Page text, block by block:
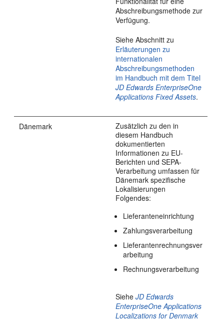
Abschreibungsmethode zur
Verfügung.
Siehe Abschnitt zu
Erläuterungen zu
internationalen
Abschreibungsmethoden
im Handbuch mit dem Titel
JD Edwards EnterpriseOne
Applications Fixed Assets.
Dänemark
Zusätzlich zu den in
diesem Handbuch
dokumentierten
Informationen zu EU-
Berichten und SEPA-
Verarbeitung umfassen für
Dänemark spezifische
Lokalisierungen
Folgendes:
Lieferanteneinrichtung
Zahlungsverarbeitung
Lieferantenrechnungsver
arbeitung
Rechnungsverarbeitung
SieheJD Edwards
EnterpriseOne Applications
Localizations for Denmark